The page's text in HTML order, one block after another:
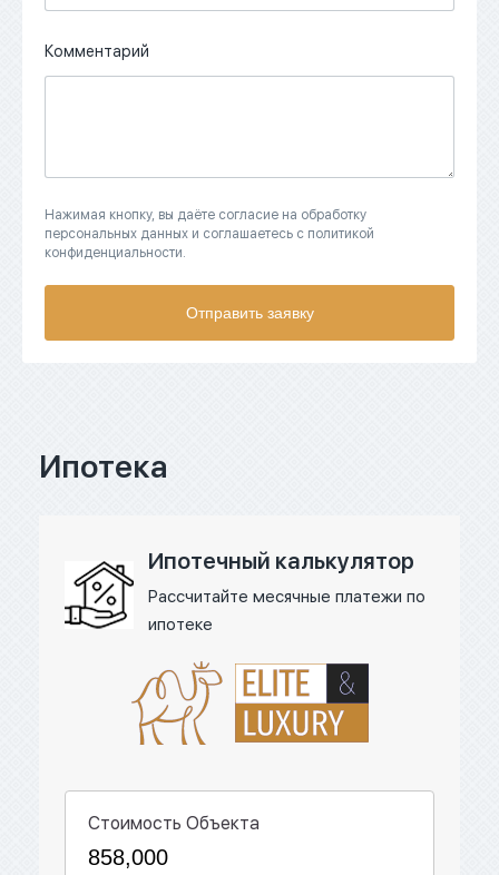
Комментарий
Нажимая кнопку, вы даёте согласие на обработку
персональных данных и соглашаетесь с политикой
конфиденциальности.
Отправить заявку
Ипотека
Ипотечный калькулятор
Рассчитайте месячные платежи по
ипотеке
Стоимость Объекта